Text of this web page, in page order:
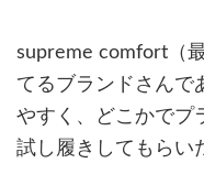
supreme comfort（
てるブランドさんで
やすく、どこかでプ
試し履きしてもらい